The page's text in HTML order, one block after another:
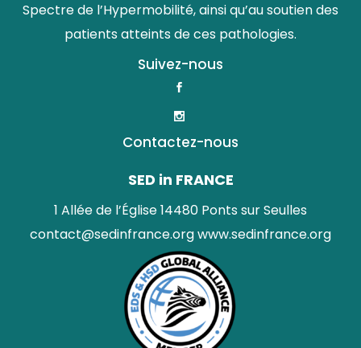
Spectre de l’Hypermobilité, ainsi qu’au soutien des
patients atteints de ces pathologies.
Suivez-nous
Contactez-nous
SED in FRANCE
1 Allée de l’Église 14480 Ponts sur Seulles
contact@sedinfrance.orgwww.sedinfrance.org